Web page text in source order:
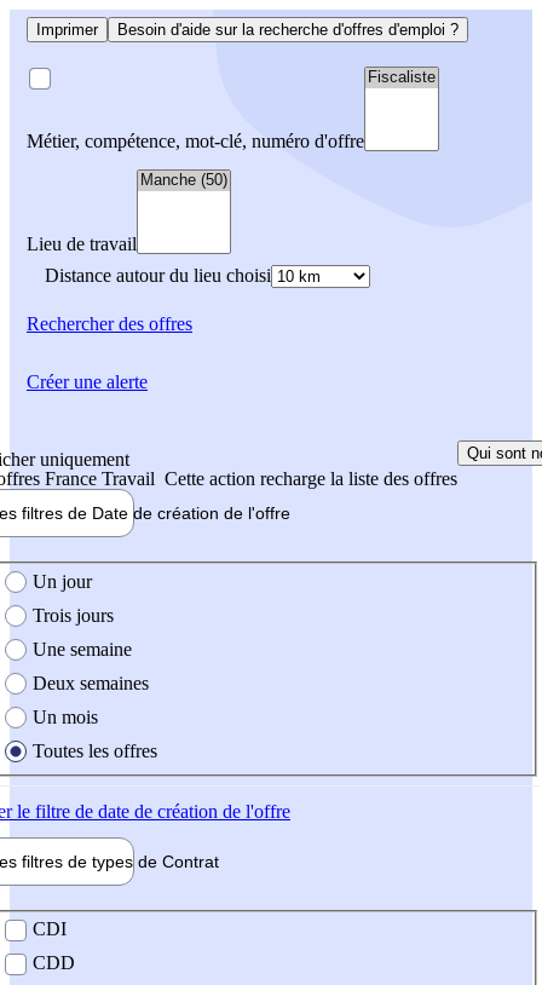
Imprimer Besoin d'aide sur la recherche d'offres d'emploi ?
Métier, compétence, mot-clé, numéro d'offre
Lieu de travail
Distance autour du lieu choisi
Rechercherdes offres
uniquement
France Travail Cette action recharge la liste des offres
Qui sont
filtres de Date de création de l'offre
création de l'offre
Un jour
Trois jours
Une semaine
Deux semaines
Un mois
Toutes les offres
le filtre de date de création de l'offre
filtres de types de Contrat
contrat
CDI
CDD
Créer une alerte